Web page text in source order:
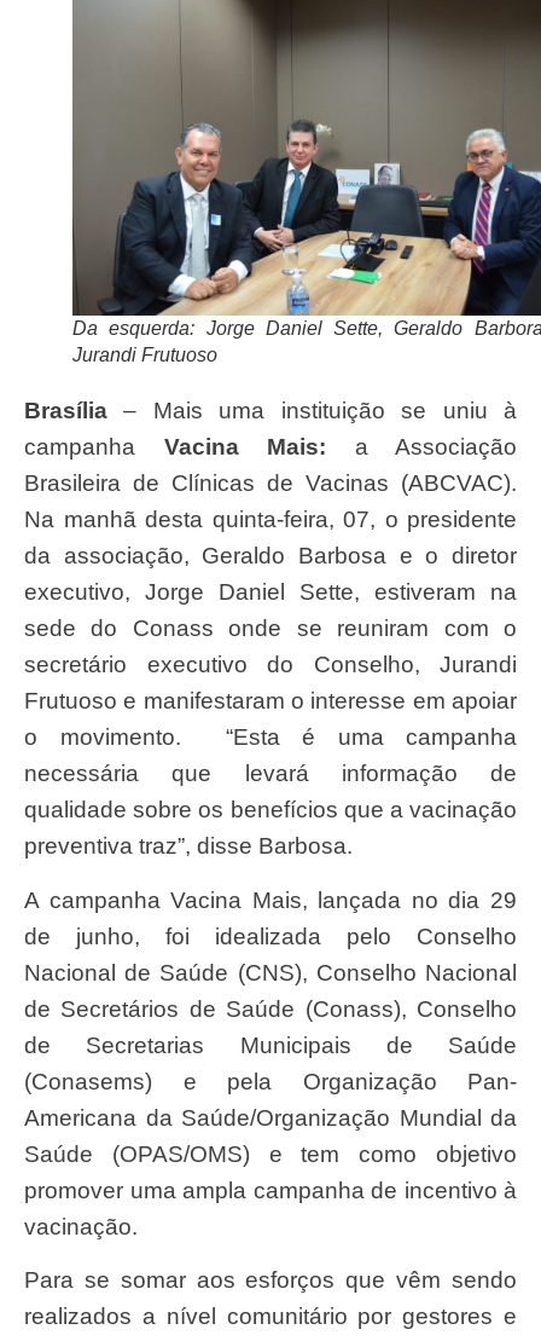
Da esquerda: Jorge Daniel Sette, Geraldo
Jurandi Frutuoso
Brasília – Mais uma instituição se uniu à
campanha Vacina Mais: a Associação
Brasileira de Clínicas de Vacinas (ABCVAC).
Na manhã desta quinta-feira, 07, o presidente
da associação, Geraldo Barbosa e o diretor
executivo, Jorge Daniel Sette, estiveram na
sede do Conass onde se reuniram com o
secretário executivo do Conselho, Jurandi
Frutuoso e manifestaram o interesse em apoiar
o movimento. “Esta é uma campanha
necessária que levará informação de
qualidade sobre os benefícios que a vacinação
preventiva traz”, disse Barbosa.
A campanha Vacina Mais, lançada no dia 29
de junho, foi idealizada pelo Conselho
Nacional de Saúde (CNS), Conselho Nacional
de Secretários de Saúde (Conass), Conselho
de Secretarias Municipais de Saúde
(Conasems) e pela Organização Pan-
Americana da Saúde/Organização Mundial da
Saúde (OPAS/OMS) e tem como objetivo
promover uma ampla campanha de incentivo à
vacinação.
Para se somar aos esforços que vêm sendo
realizados a nível comunitário por gestores e